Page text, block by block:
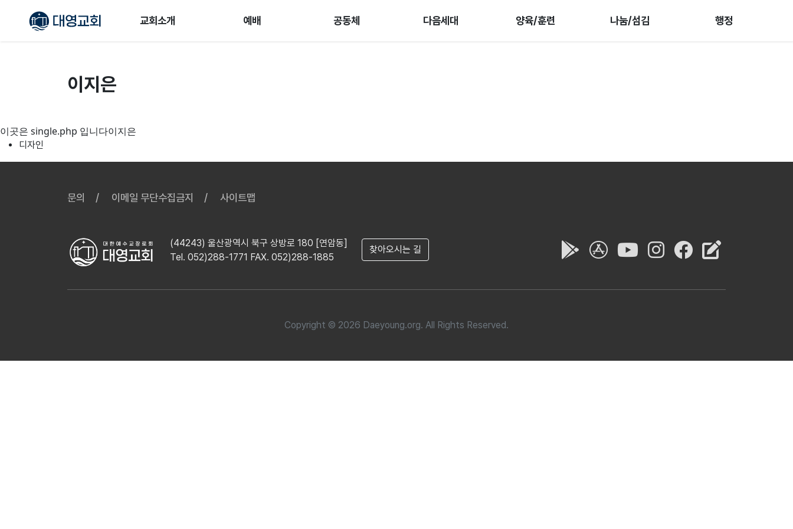
교회소개 예배 공동체 다음세대 양육/훈련 나눔/섬김 행정
이지은
이곳은 single.php 입니다이지은
디자인
문의 이메일 무단수집금지 사이트맵
(44243) 울산광역시 북구 상방로 180 [연암동]
Tel. 052)288-1771 FAX. 052)288-1885
찾아오시는 길
Copyright © 2026 Daeyoung.org. All Rights Reserved.